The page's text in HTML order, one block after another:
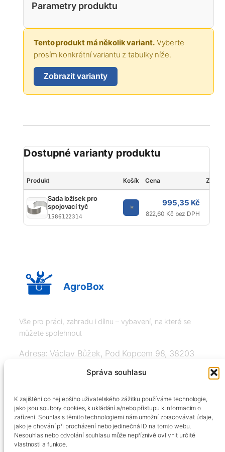
Správa souhlasu
K zajištění co nejlepšího uživatelského zážitku používáme technologie,
jako jsou soubory cookies, k ukládání a/nebo přístupu k informacím o
zařízení. Souhlas s těmito technologiemi nám umožní zpracovávat údaje,
jako je chování při procházení nebo jedinečná ID na tomto webu.
Nesouhlas nebo odvolání souhlasu může nepříznivě ovlivnit určité
vlastnosti a funkce.
Parametry produktu
Tento produkt má několik variant.Vyberte
prosím konkrétní variantu z tabulky níže.
Zobrazit varianty
Dostupné varianty produktu
Produkt Košík Cena
Sada ložisek pro
spojovací tyč
1586122314
995,35 Kč
822,60 Kč bez DPH
AgroBox
Vše pro práci, zahradu i dílnu – vybavení, na které se
můžete spolehnout
Adresa: Václav Bůžek, Pod Kopcem 98, 38203
+420606334248, info@agrobox.cz